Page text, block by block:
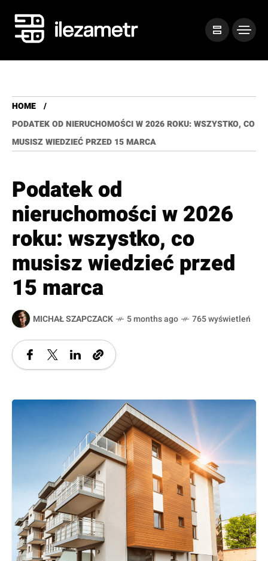
HOME
PODATEK OD NIERUCHOMOŚCI W 2026 ROKU: WSZYSTKO, CO
MUSISZ WIEDZIEĆ PRZED 15 MARCA
Podatek od
nieruchomości w 2026
roku: wszystko, co
musisz wiedzieć przed
15 marca
MICHAŁ SZAPCZACK 5 months ago 765 wyświetleń